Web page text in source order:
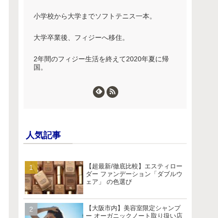
小学校から大学までソフトテニス一本。
大学卒業後、フィジーへ移住。
2年間のフィジー生活を終えて2020年夏に帰
国。
人気記事
【超最新/徹底比較】エスティロー
ダー ファンデーション「ダブルウ
ェア」 の色選び
【大阪市内】美容室限定シャンプ
ー オーガニックノート取り扱い店